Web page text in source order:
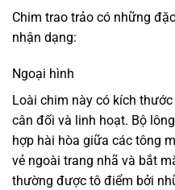
Chim trao trảo có những
nhận dạng:
Ngoại hình
Loài chim này có kích
cân đối và linh hoạt. Bộ
hợp hài hòa giữa các tông
vẻ ngoài trang nhã và bắt
thường được tô điểm bởi